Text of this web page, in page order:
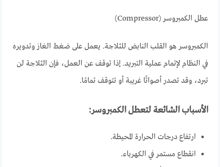
عطل الكمبروسر (Compressor)
الكمبروسر هو القلب النابض للثلاجة. يعمل على ضغط الغاز وتدويره
في النظام لإتمام عملية التبريد. إذا توقف عن العمل، فإن الثلاجة لن
تبرد، وقد تصدر أصواتًا غريبة أو تتوقف تمامًا.
الأسباب الشائعة لتعطل الكمبروسر:
ارتفاع درجات الحرارة المحيطة.
انقطاع مستمر في الكهرباء.